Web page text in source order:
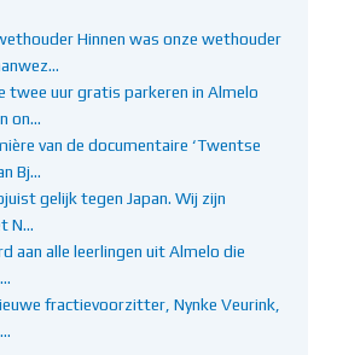
Hinnen was onze wethouder
twee uur gratis parkeren in Almelo
on…
van de documentaire ‘Twentse
Bj…
gelijk tegen Japan. Wij zijn
N…
aan alle leerlingen uit Almelo die
fractievoorzitter, Nynke Veurink,